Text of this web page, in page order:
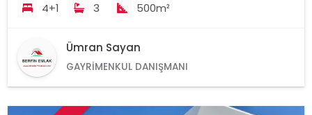
4+1 3 500m²
Ümran Sayan
GAYRIMENKUL DANIŞMANI